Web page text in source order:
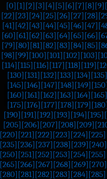
[0] [1] [2] [3] [4] [5] [6] [7] [8] [9]
[22] [23] [24] [25] [26] [27] [28]
[41] [42] [43] [44] [45] [46] [47]
[60] [61] [62] [63] [64] [65] [66]
[79] [80] [81] [82] [83] [84] [85]
[98] [99] [100] [101] [102] [103]
[114] [115] [116] [117] [118] [119]
[130] [131] [132] [133] [134] [135]
[145] [146] [147] [148] [149]
[160] [161] [162] [163] [164] [165]
[175] [176] [177] [178] [179]
[190] [191] [192] [193] [194] [195]
[205] [206] [207] [208] [209]
[220] [221] [222] [223] [224] [225]
[235] [236] [237] [238] [239] [240]
[250] [251] [252] [253] [254] [255]
[265] [266] [267] [268] [269] [270]
[280] [281] [282] [283] [284] [285]